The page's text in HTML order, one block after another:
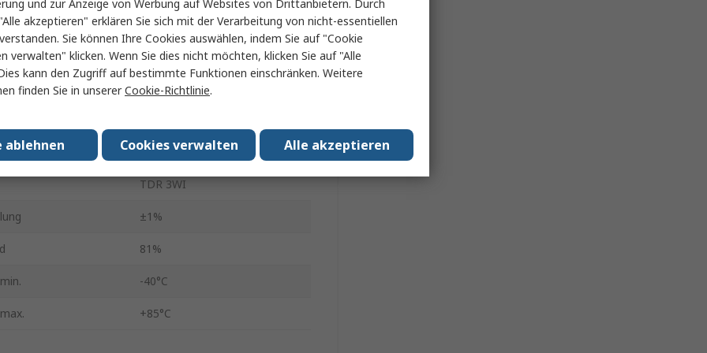
1
DIP 14
1500V dc
18.9mm
TDR 3WI
±1%
81%
-40°C
+85°C
und zur Anzeige von Werbung auf Websites von Drittanbietern. Durch
akzeptieren" erklären Sie sich mit der Verarbeitung von nicht-essentiellen
Sie können Ihre Cookies auswählen, indem Sie auf "Cookie
verwalten" klicken. Wenn Sie dies nicht möchten, klicken Sie auf "Alle
kann den Zugriff auf bestimmte Funktionen einschränken. Weitere
finden Sie in unsererCookie-Richtlinie.
Alle akzeptieren
Cookies verwalten
ablehnen